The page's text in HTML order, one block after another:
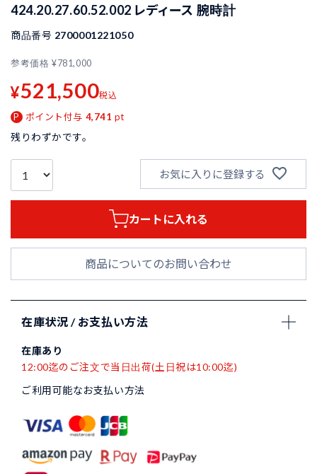
424.20.27.60.52.002 レディース 腕時計
商品番号 2700001221050
参考価格 ¥781,000
¥521,500税込
ポイント付与 4,741 pt
残りわずかです。
お気に入りに登録する
カートに入れる
商品についてのお問い合わせ
在庫状況 / お支払い方法
在庫あり
12:00迄のご注文で当日出荷(土日祝は10:00迄)
ご利用可能なお支払い方法